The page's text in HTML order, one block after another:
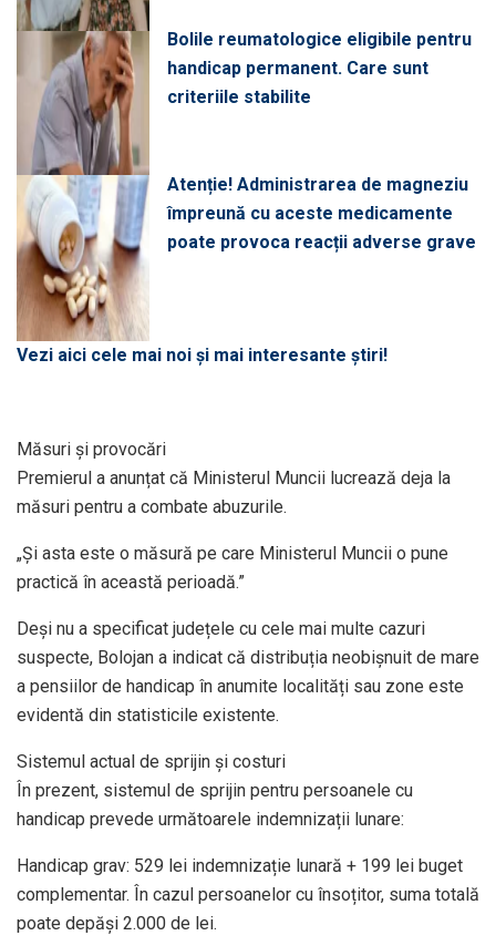
Bolile reumatologice eligibile pentru
handicap permanent. Care sunt
criteriile stabilite
Atenție! Administrarea de magneziu
împreună cu aceste medicamente
poate provoca reacții adverse grave
Vezi aici cele mai noi și mai interesante știri!
Măsuri și provocări
Premierul a anunțat că Ministerul Muncii lucrează deja la
măsuri pentru a combate abuzurile.
„Și asta este o măsură pe care Ministerul Muncii o pune
practică în această perioadă.”
Deși nu a specificat județele cu cele mai multe cazuri
suspecte, Bolojan a indicat că distribuția neobișnuit de mare
a pensiilor de handicap în anumite localități sau zone este
evidentă din statisticile existente.
Sistemul actual de sprijin și costuri
În prezent, sistemul de sprijin pentru persoanele cu
handicap prevede următoarele indemnizații lunare:
Handicap grav: 529 lei indemnizație lunară + 199 lei buget
complementar. În cazul persoanelor cu însoțitor, suma totală
poate depăși 2.000 de lei.